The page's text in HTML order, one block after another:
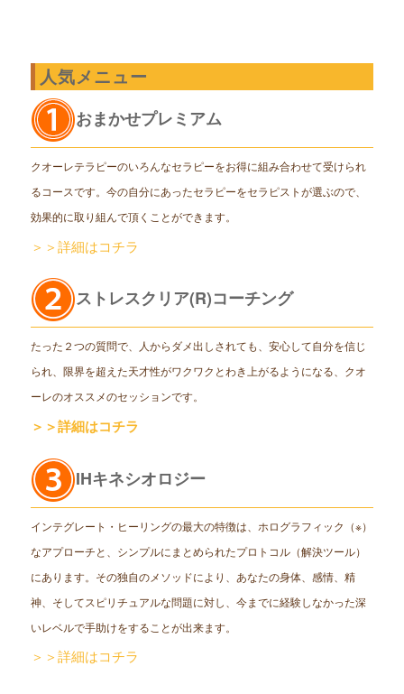
人気メニュー
おまかせプレミアム
クオーレテラピーのいろんなセラピーをお得に組み合わせて受けられ
るコースです。今の自分にあったセラピーをセラピストが選ぶので、
効果的に取り組んで頂くことができます。
＞＞詳細はコチラ
ストレスクリア(R)コーチング
たった２つの質問で、人からダメ出しされても、安心して自分を信じ
られ、限界を超えた天才性がワクワクとわき上がるようになる、クオ
ーレのオススメのセッションです。
＞＞詳細はコチラ
IHキネシオロジー
インテグレート・ヒーリングの最大の特徴は、ホログラフィック（※）
なアプローチと、シンプルにまとめられたプロトコル（解決ツール）
にあります。その独自のメソッドにより、あなたの身体、感情、精
神、そしてスピリチュアルな問題に対し、今までに経験しなかった深
いレベルで手助けをすることが出来ます。
＞＞詳細はコチラ